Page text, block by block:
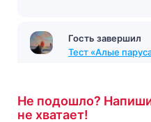
Гость завершил
Тест «Алые
Не подошло?
не хватает!